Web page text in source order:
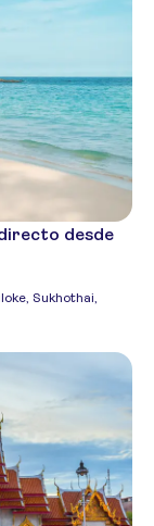
desde
Sukhothai,